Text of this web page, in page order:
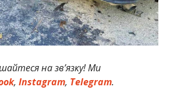
на зв’язку! Ми
, Instagram, Telegram.